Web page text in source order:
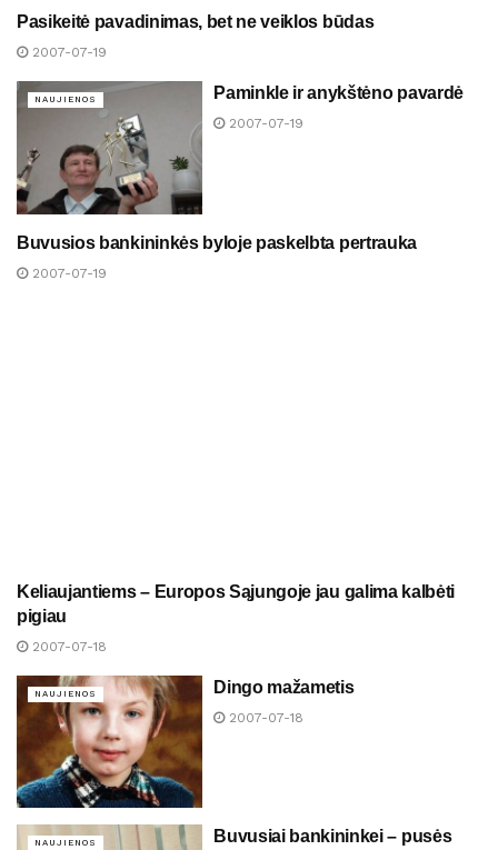
NAUJIENOS
Pasikeitė pavadinimas, bet ne veiklos būdas
2007-07-19
NAUJIENOS Paminkle ir anykštėno pavardė
2007-07-19
NAUJIENOS
Buvusios bankininkės byloje paskelbta pertrauka
2007-07-19
NAUJIENOS
Keliaujantiems – Europos Sąjungoje jau galima kalbėti
pigiau
2007-07-18
NAUJIENOS Dingo mažametis
2007-07-18
NAUJIENOS
Buvusiai bankininkei – pusės